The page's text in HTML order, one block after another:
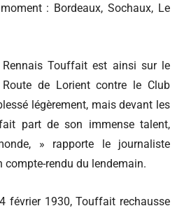
: Bordeaux, Sochaux, Le
Touffait est ainsi sur le
de Lorient contre le Club
légèrement, mais devant les
part de son immense talent,
» rapporte le journaliste
compte-rendu du lendemain.
février 1930, Touffait rechausse